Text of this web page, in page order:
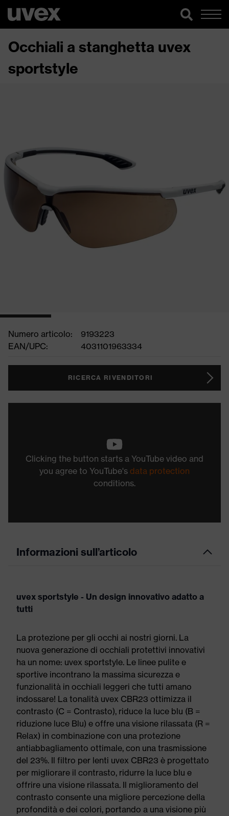
Occhiali a stanghetta uvex
sportstyle
Numero articolo:
9193223
EAN/UPC:
4031101963334
RICERCA RIVENDITORI
Clicking the button starts a YouTube video and
you agree to YouTube's data protection
conditions.
Informazioni sull’articolo
uvex sportstyle - Un design innovativo adatto a
tutti
La protezione per gli occhi ai nostri giorni. La
nuova generazione di occhiali protettivi innovativi
ha un nome: uvex sportstyle. Le linee pulite e
sportive incontrano la massima sicurezza e
funzionalità in occhiali leggeri che tutti amano
indossare! La tonalità uvex CBR23 ottimizza il
contrasto (C = Contrasto), riduce la luce blu (B =
riduzione luce Blu) e offre una visione rilassata (R =
Relax) in combinazione con una protezione
antiabbagliamento ottimale, con una trasmissione
del 23%. Il filtro per lenti uvex CBR23 è progettato
per migliorare il contrasto, ridurre la luce blu e
offrire una visione rilassata. Il miglioramento del
contrasto consente una migliore percezione della
profondità e dei colori, portando a una visione più